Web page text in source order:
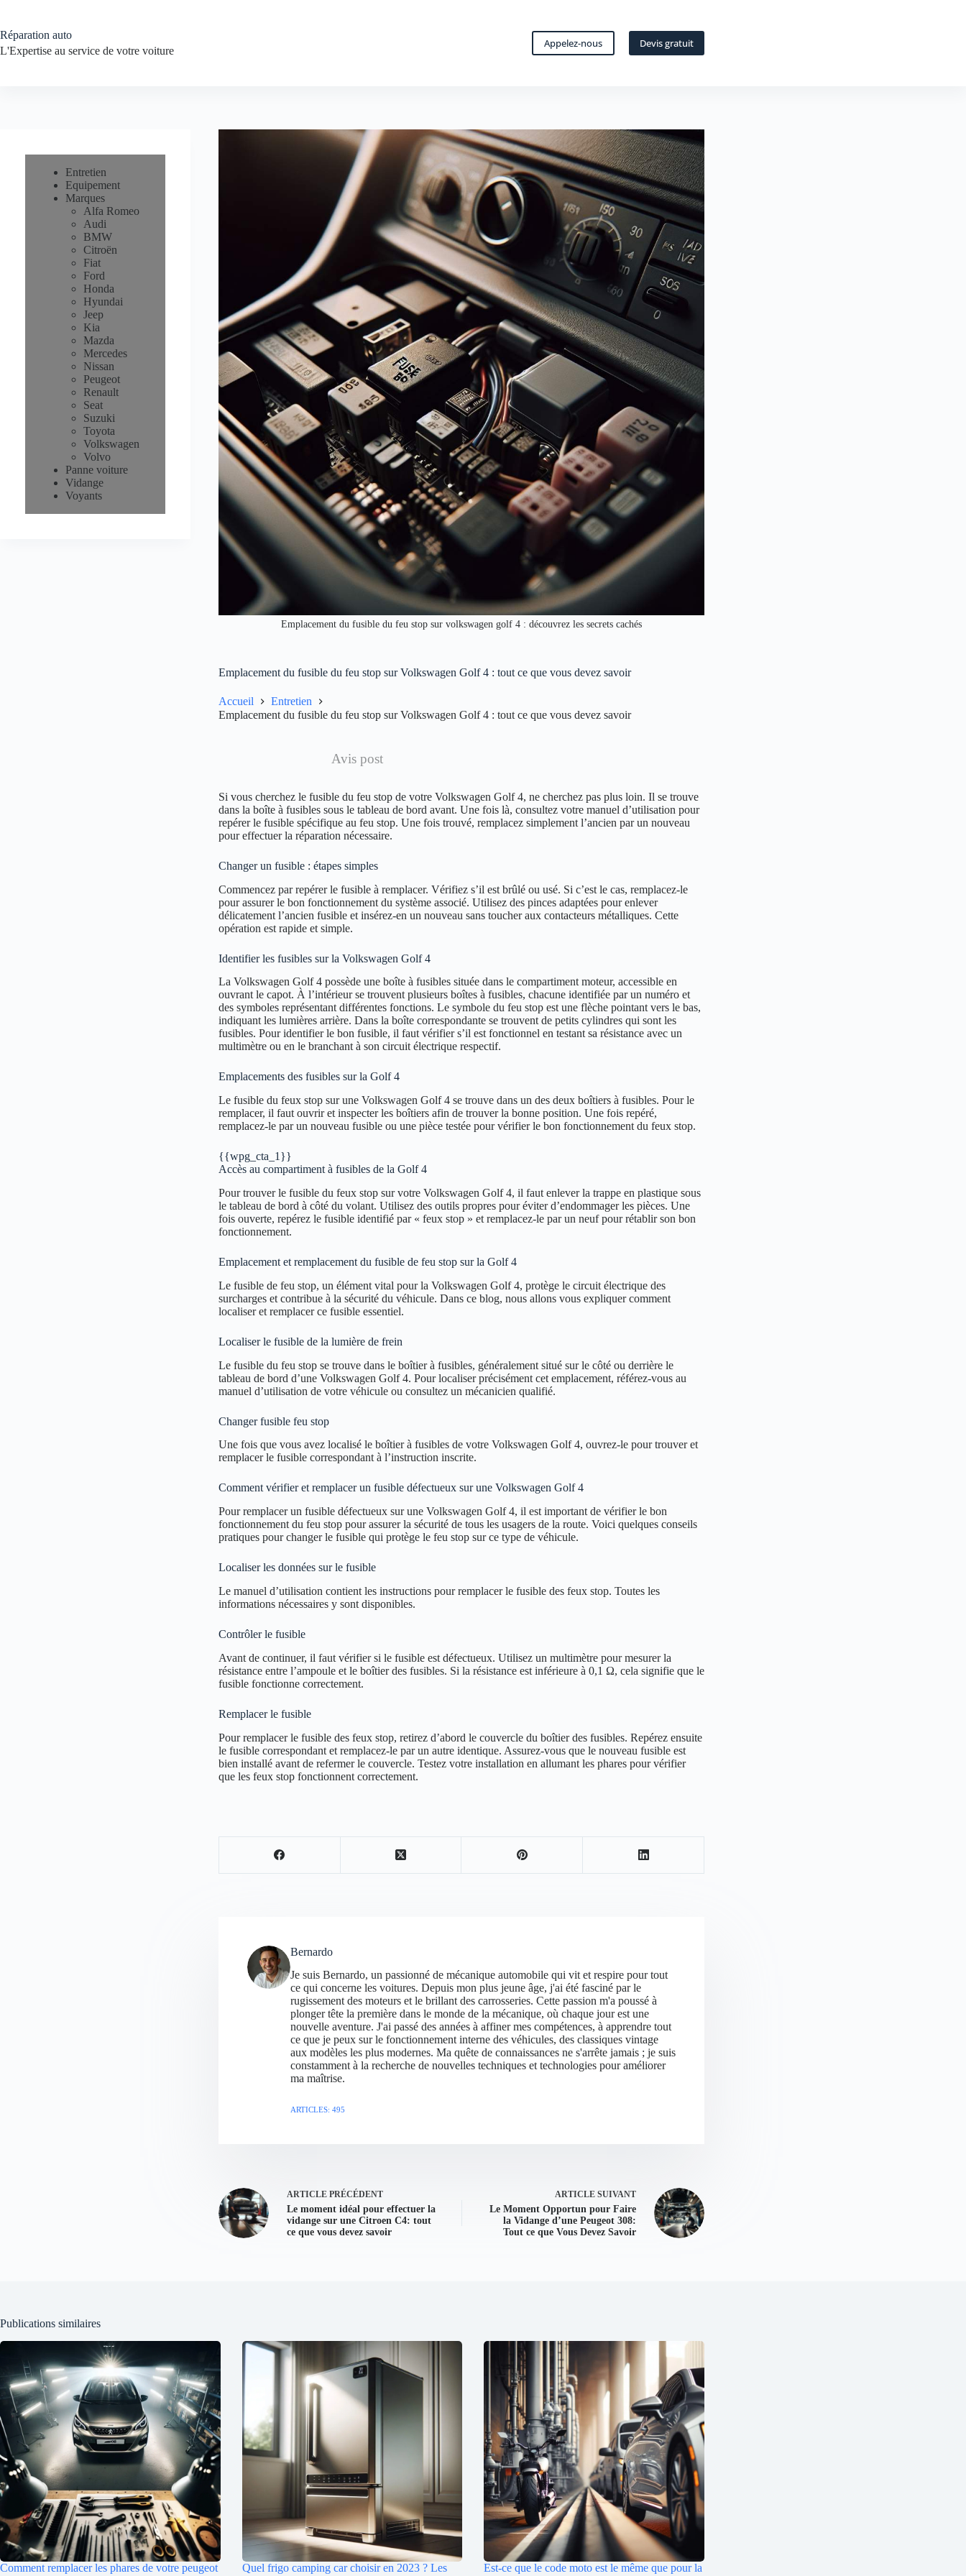
contenu
Réparation auto
L'Expertise au service de votre voiture
Appelez-nous Devis gratuit
Emplacement du fusible du feu stop sur volkswagen golf 4 : découvrez les secrets cachés
Emplacement du fusible du feu stop sur Volkswagen Golf 4 : tout ce que vous devez savoir
Accueil
Entretien
Emplacement du fusible du feu stop sur Volkswagen Golf 4 : tout ce que vous devez savoir
Avis post
Si vous cherchez le fusible du feu stop de votre Volkswagen Golf 4, ne cherchez pas plus loin. Il se trouve
dans la boîte à fusibles sous le tableau de bord avant. Une fois là, consultez votre manuel d’utilisation pour
repérer le fusible spécifique au feu stop. Une fois trouvé, remplacez simplement l’ancien par un nouveau
pour effectuer la réparation nécessaire.
Changer un fusible : étapes simples
Commencez par repérer le fusible à remplacer. Vérifiez s’il est brûlé ou usé. Si c’est le cas, remplacez-le
pour assurer le bon fonctionnement du système associé. Utilisez des pinces adaptées pour enlever
délicatement l’ancien fusible et insérez-en un nouveau sans toucher aux contacteurs métalliques. Cette
opération est rapide et simple.
Identifier les fusibles sur la Volkswagen Golf 4
La Volkswagen Golf 4 possède une boîte à fusibles située dans le compartiment moteur, accessible en
ouvrant le capot. À l’intérieur se trouvent plusieurs boîtes à fusibles, chacune identifiée par un numéro et
des symboles représentant différentes fonctions. Le symbole du feu stop est une flèche pointant vers le bas,
indiquant les lumières arrière. Dans la boîte correspondante se trouvent de petits cylindres qui sont les
fusibles. Pour identifier le bon fusible, il faut vérifier s’il est fonctionnel en testant sa résistance avec un
multimètre ou en le branchant à son circuit électrique respectif.
Emplacements des fusibles sur la Golf 4
Le fusible du feux stop sur une Volkswagen Golf 4 se trouve dans un des deux boîtiers à fusibles. Pour le
remplacer, il faut ouvrir et inspecter les boîtiers afin de trouver la bonne position. Une fois repéré,
remplacez-le par un nouveau fusible ou une pièce testée pour vérifier le bon fonctionnement du feux stop.
{{wpg_cta_1}}
Accès au compartiment à fusibles de la Golf 4
Pour trouver le fusible du feux stop sur votre Volkswagen Golf 4, il faut enlever la trappe en plastique sous
le tableau de bord à côté du volant. Utilisez des outils propres pour éviter d’endommager les pièces. Une
fois ouverte, repérez le fusible identifié par « feux stop » et remplacez-le par un neuf pour rétablir son bon
fonctionnement.
Emplacement et remplacement du fusible de feu stop sur la Golf 4
Le fusible de feu stop, un élément vital pour la Volkswagen Golf 4, protège le circuit électrique des
surcharges et contribue à la sécurité du véhicule. Dans ce blog, nous allons vous expliquer comment
localiser et remplacer ce fusible essentiel.
Localiser le fusible de la lumière de frein
Le fusible du feu stop se trouve dans le boîtier à fusibles, généralement situé sur le côté ou derrière le
tableau de bord d’une Volkswagen Golf 4. Pour localiser précisément cet emplacement, référez-vous au
manuel d’utilisation de votre véhicule ou consultez un mécanicien qualifié.
Changer fusible feu stop
Une fois que vous avez localisé le boîtier à fusibles de votre Volkswagen Golf 4, ouvrez-le pour trouver et
remplacer le fusible correspondant à l’instruction inscrite.
Comment vérifier et remplacer un fusible défectueux sur une Volkswagen Golf 4
Pour remplacer un fusible défectueux sur une Volkswagen Golf 4, il est important de vérifier le bon
fonctionnement du feu stop pour assurer la sécurité de tous les usagers de la route. Voici quelques conseils
pratiques pour changer le fusible qui protège le feu stop sur ce type de véhicule.
Localiser les données sur le fusible
Le manuel d’utilisation contient les instructions pour remplacer le fusible des feux stop. Toutes les
informations nécessaires y sont disponibles.
Contrôler le fusible
Avant de continuer, il faut vérifier si le fusible est défectueux. Utilisez un multimètre pour mesurer la
résistance entre l’ampoule et le boîtier des fusibles. Si la résistance est inférieure à 0,1 Ω, cela signifie que le
fusible fonctionne correctement.
Remplacer le fusible
Pour remplacer le fusible des feux stop, retirez d’abord le couvercle du boîtier des fusibles. Repérez ensuite
le fusible correspondant et remplacez-le par un autre identique. Assurez-vous que le nouveau fusible est
bien installé avant de refermer le couvercle. Testez votre installation en allumant les phares pour vérifier
que les feux stop fonctionnent correctement.
Bernardo
Je suis Bernardo, un passionné de mécanique automobile qui vit et respire pour tout
ce qui concerne les voitures. Depuis mon plus jeune âge, j'ai été fasciné par le
rugissement des moteurs et le brillant des carrosseries. Cette passion m'a poussé à
plonger tête la première dans le monde de la mécanique, où chaque jour est une
nouvelle aventure. J'ai passé des années à affiner mes compétences, à apprendre tout
ce que je peux sur le fonctionnement interne des véhicules, des classiques vintage
aux modèles les plus modernes. Ma quête de connaissances ne s'arrête jamais ; je suis
constamment à la recherche de nouvelles techniques et technologies pour améliorer
ma maîtrise.
ARTICLES: 495
ARTICLEPRÉCÉDENT
Le moment idéal pour effectuer la
vidange sur une Citroen C4: tout
ce que vous devez savoir
ARTICLE SUIVANT
Le Moment Opportun pour Faire
la Vidange d’une Peugeot 308:
Tout ce que Vous Devez Savoir
Entretien
Equipement
Marques
Alfa Romeo
Audi
BMW
Citroën
Fiat
Ford
Honda
Hyundai
Jeep
Kia
Mazda
Mercedes
Nissan
Peugeot
Renault
Seat
Suzuki
Toyota
Volkswagen
Volvo
Panne voiture
Vidange
Voyants
Publications similaires
Comment remplacer les phares de votre peugeot
Quel frigo camping car choisir en 2023 ? Les
Est-ce que le code moto est le même que pour la